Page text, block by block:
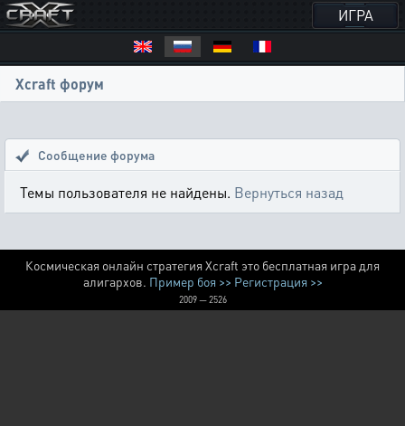
ИГРА
Xcraft форум
Сообщение форума
Темы пользователя не найдены. Вернуться назад
Космическая онлайн стратегия Xcraft это бесплатная игра для
алигархов. Пример боя >> Регистрация >>
2009 — 2526